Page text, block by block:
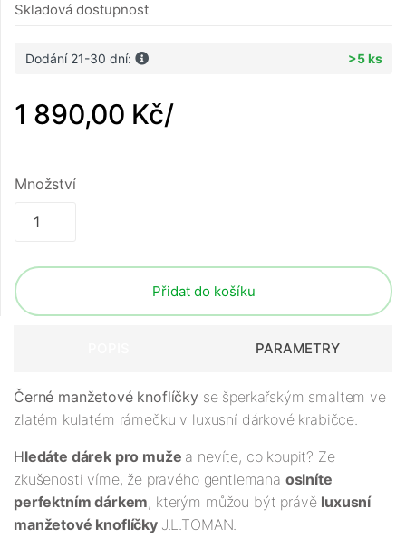
Skladová dostupnost
Dodání 21-30 dní: >5 ks
1 890,00 Kč/
Množství
Přidat do košíku
PARAMETRY
Černé manžetové knoflíčky se šperkařským smaltem ve
zlatém kulatém rámečku v luxusní dárkové krabičce.
Hledáte dárek pro muže a nevíte, co koupit? Ze
zkušenosti víme, že pravého gentlemana oslníte
perfektním dárkem, kterým můžou být právě luxusní
manžetové knoflíčky J.L.TOMAN.